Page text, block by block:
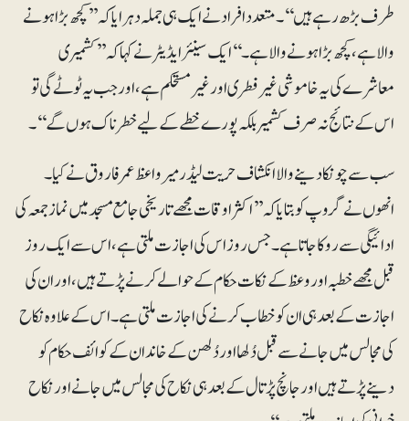
طرف بڑھ رہے ہیں‘‘۔ متعدد افراد نے ایک ہی جملہ دہرایا کہ ’’کچھ بڑا ہونے
والا ہے، کچھ بڑا ہونے والا ہے۔‘‘ایک سینئر ایڈیٹر نے کہا کہ ’’کشمیری
معاشرے کی یہ خاموشی غیر فطری اور غیر مستحکم ہے، اور جب یہ ٹوٹے گی تو
اس کے نتائج نہ صرف کشمیر بلکہ پورے خطے کے لیے خطرناک ہوں گے‘‘۔
سب سے چونکا دینے والا انکشاف حریت لیڈر میر واعظ عمر فاروق نے کیا۔
انھوں نے گروپ کو بتایا کہ ’’اکثر اوقات مجھے تاریخی جامع مسجد میں نماز جمعہ کی
ادائیگی سے روکا جاتا ہے۔ جس روز اس کی اجازت ملتی ہے، اس سے ایک روز
قبل مجھے خطبہ اور وعظ کے نکات حکام کے حوالے کرنے پڑتے ہیں، اور ان کی
اجازت کے بعد ہی ان کو خطاب کرنے کی اجازت ملتی ہے۔ اس کے علاوہ نکاح
کی مجالس میں جانے سے قبل دُلھا اور دُلھن کے خاندان کے کوائف حکام کو
دینے پڑتے ہیں اور جانچ پڑتا ل کے بعد ہی نکاح کی مجالس میں جانے اور نکاح